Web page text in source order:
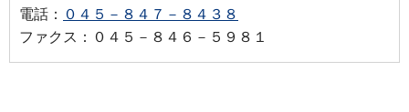
電話： ０４５－８４７－８４３８
ファクス：０４５－８４６－５９８１